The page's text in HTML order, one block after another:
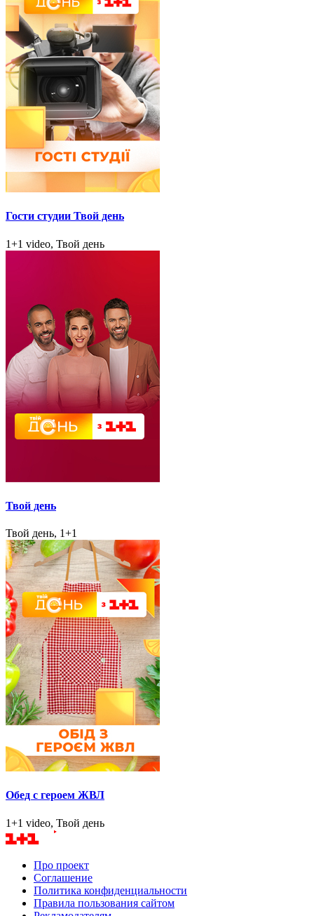
Гости студии Твой день
1+1 video, Твой день
Твой день
Твой день, 1+1
Обед с героем ЖВЛ
1+1 video, Твой день
Про проект
Соглашение
Политика конфиденциальности
Правила пользования сайтом